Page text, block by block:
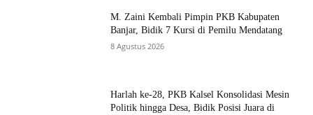
M. Zaini Kembali Pimpin PKB Kabupaten
Banjar, Bidik 7 Kursi di Pemilu Mendatang
8 Agustus 2026
Harlah ke-28, PKB Kalsel Konsolidasi Mesin
Politik hingga Desa, Bidik Posisi Juara di